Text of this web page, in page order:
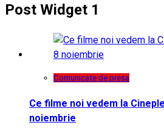
Post Widget 1
Comunicate de presa
Ce filme noi vedem la
noiembrie